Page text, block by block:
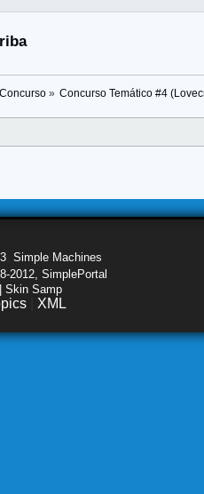
Concurso» Concurso Temático #4
Simple Machines
2012, SimplePortal
Skin Samp
XML